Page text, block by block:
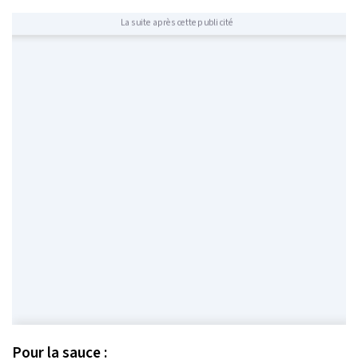
La suite après cette publicité
Pour la sauce :